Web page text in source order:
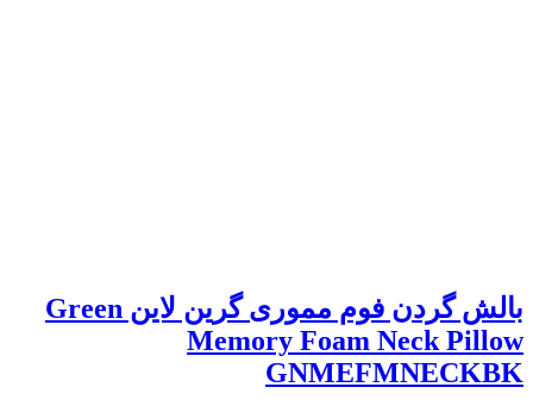
بالش گردن فوم مموری گرین لاین Green
Memory Foam Neck Pillow
GNMEFMNECKBK